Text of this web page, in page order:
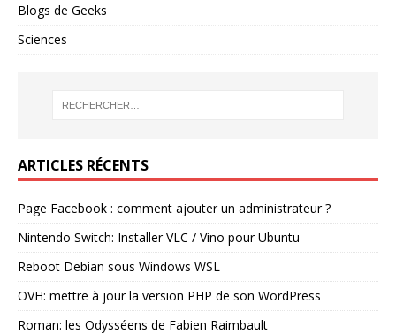
Blogs de Geeks
Sciences
ARTICLES RÉCENTS
Page Facebook : comment ajouter un administrateur ?
Nintendo Switch: Installer VLC / Vino pour Ubuntu
Reboot Debian sous Windows WSL
OVH: mettre à jour la version PHP de son WordPress
Roman: les Odysséens de Fabien Raimbault